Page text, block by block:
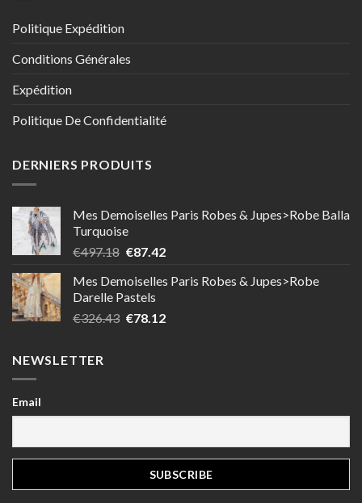
Politique Expédition
Conditions Générales
Expédition
Politique De Confidentialité
DERNIERS PRODUITS
Mes Demoiselles Paris Robes & Jupes>Robe Balla
Turquoise
€497.18 Le
initial
était :
€497.18.
€87.42Le
actuel
€87.42.
Mes Demoiselles Paris Robes & Jupes>Robe
Darelle Pastels
€326.43 Le
€78.12Le
NEWSLETTER
Email